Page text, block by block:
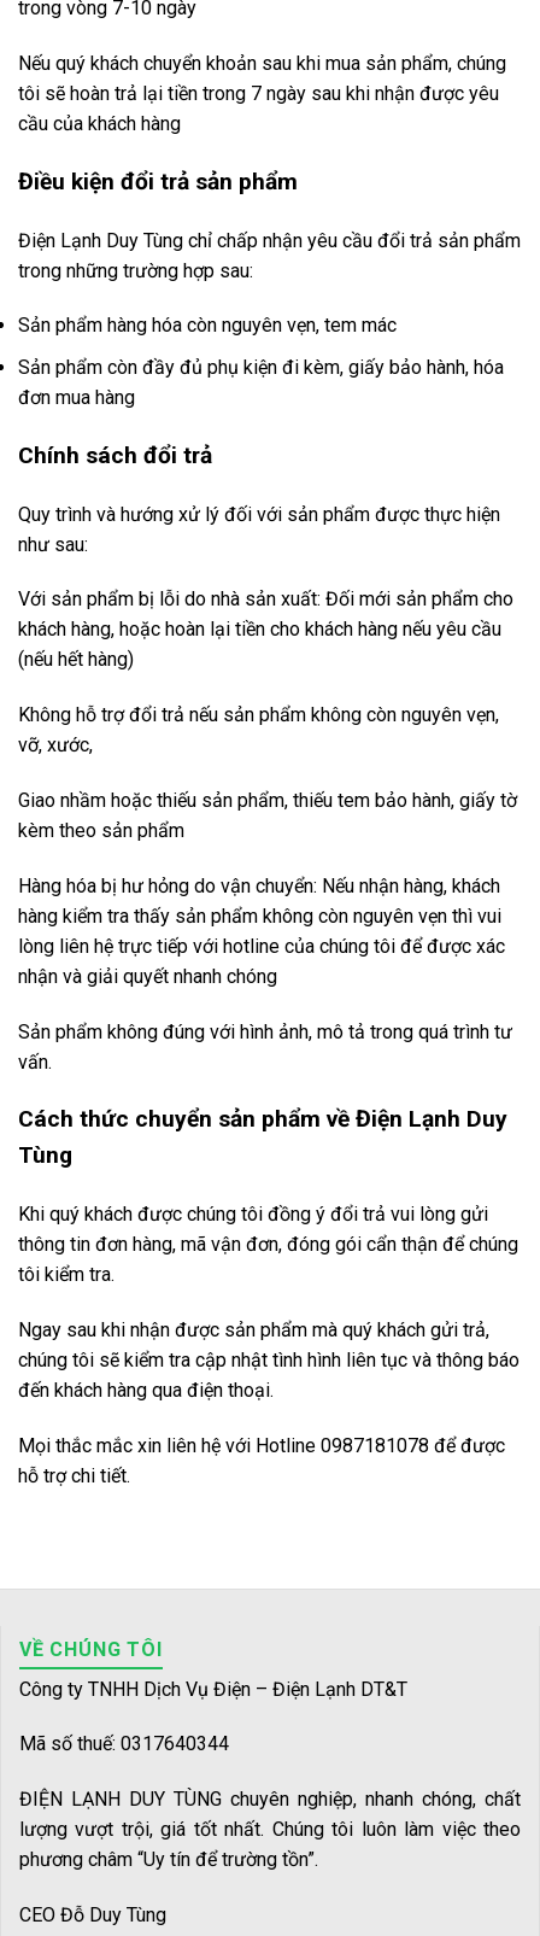
trong vòng 7-10 ngày
Nếu quý khách chuyển khoản sau khi mua sản phẩm, chúng
tôi sẽ hoàn trả lại tiền trong 7 ngày sau khi nhận được yêu
cầu của khách hàng
Điều kiện đổi trả sản phẩm
Điện Lạnh Duy Tùng chỉ chấp nhận yêu cầu đổi trả sản phẩm
trong những trường hợp sau:
Sản phẩm hàng hóa còn nguyên vẹn, tem mác
Sản phẩm còn đầy đủ phụ kiện đi kèm, giấy bảo hành, hóa
đơn mua hàng
Chính sách đổi trả
Quy trình và hướng xử lý đối với sản phẩm được thực hiện
như sau:
Với sản phẩm bị lỗi do nhà sản xuất: Đối mới sản phẩm cho
khách hàng, hoặc hoàn lại tiền cho khách hàng nếu yêu cầu
(nếu hết hàng)
Không hỗ trợ đổi trả nếu sản phẩm không còn nguyên vẹn,
vỡ, xước,
Giao nhầm hoặc thiếu sản phẩm, thiếu tem bảo hành, giấy tờ
kèm theo sản phẩm
Hàng hóa bị hư hỏng do vận chuyển: Nếu nhận hàng, khách
hàng kiểm tra thấy sản phẩm không còn nguyên vẹn thì vui
lòng liên hệ trực tiếp với hotline của chúng tôi để được xác
nhận và giải quyết nhanh chóng
Sản phẩm không đúng với hình ảnh, mô tả trong quá trình tư
vấn.
Cách thức chuyển sản phẩm về Điện Lạnh Duy
Tùng
Khi quý khách được chúng tôi đồng ý đổi trả vui lòng gửi
thông tin đơn hàng, mã vận đơn, đóng gói cẩn thận để chúng
tôi kiểm tra.
Ngay sau khi nhận được sản phẩm mà quý khách gửi trả,
chúng tôi sẽ kiểm tra cập nhật tình hình liên tục và thông báo
đến khách hàng qua điện thoại.
Mọi thắc mắc xin liên hệ với Hotline 0987181078 để được
hỗ trợ chi tiết.
VỀ CHÚNG TÔI
Công ty TNHH Dịch Vụ Điện – Điện Lạnh DT&T
Mã số thuế: 0317640344
ĐIỆN LẠNH DUY TÙNG chuyên nghiệp, nhanh chóng, chất
lượng vượt trội, giá tốt nhất. Chúng tôi luôn làm việc theo
phương châm “Uy tín để trường tồn”.
CEO Đỗ Duy Tùng